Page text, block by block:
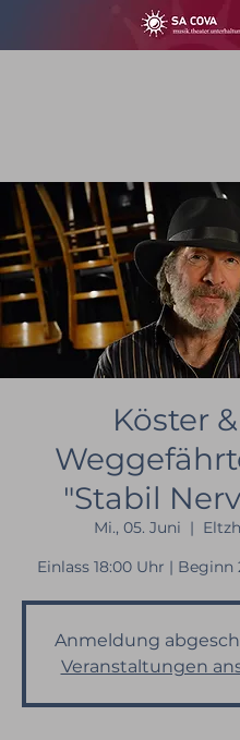
Köster &
"Stabil
Mi., 05. Juni
  |
Einlass 18:00 Uhr | Beginn
Anmeldung
Veranstaltungen